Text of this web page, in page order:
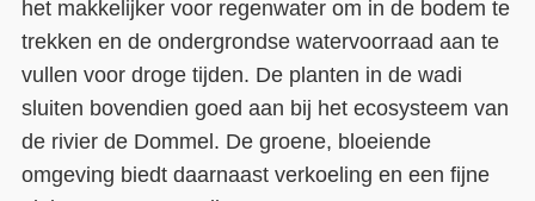
het makkelijker voor regenwater om in de bodem te
trekken en de ondergrondse watervoorraad aan te
vullen voor droge tijden. De planten in de wadi
sluiten bovendien goed aan bij het ecosysteem van
de rivier de Dommel. De groene, bloeiende
omgeving biedt daarnaast verkoeling en een fijne